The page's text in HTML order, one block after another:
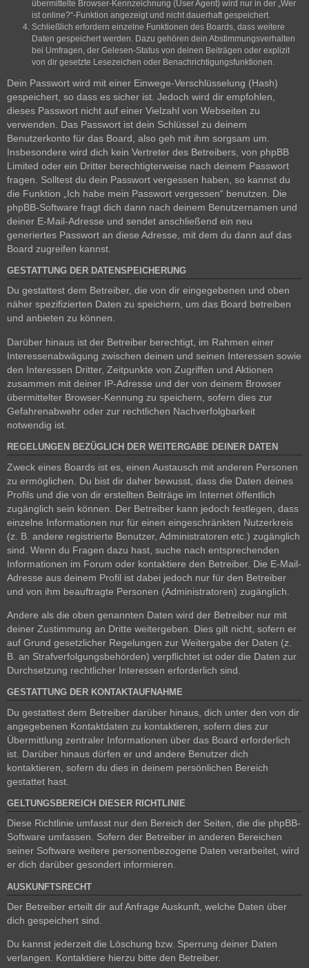
übermittelte Browser-Kennzeichnung (User Agent) wird nur in der „Wer
ist online?“-Funktion angezeigt und nicht dauerhaft gespeichert.
Schließlich erfordern einzelne Funktionen des Boards, dass weitere
Daten gespeichert werden. Dazu gehören dein Abstimmungsverhalten
bei Umfragen, der Gelesen-Status von deinen Beiträgen oder explizit
von dir gesetzte Lesezeichen oder Benachrichtigungsfunktionen.
Dein Passwort wird mit einer Einwege-Verschlüsselung (Hash)
gespeichert, so dass es sicher ist. Jedoch wird dir empfohlen,
dieses Passwort nicht auf einer Vielzahl von Webseiten zu
verwenden. Das Passwort ist dein Schlüssel zu deinem
Benutzerkonto für das Board, also geh mit ihm sorgsam um.
Insbesondere wird dich kein Vertreter des Betreibers, von phpBB
Limited oder ein Dritter berechtigterweise nach deinem Passwort
fragen. Solltest du dein Passwort vergessen haben, so kannst du
die Funktion „Ich habe mein Passwort vergessen“ benutzen. Die
phpBB-Software fragt dich dann nach deinem Benutzernamen und
deiner E-Mail-Adresse und sendet anschließend ein neu
generiertes Passwort an diese Adresse, mit dem du dann auf das
Board zugreifen kannst.
GESTATTUNG DER DATENSPEICHERUNG
Du gestattest dem Betreiber, die von dir eingegebenen und oben
näher spezifizierten Daten zu speichern, um das Board betreiben
und anbieten zu können.
Darüber hinaus ist der Betreiber berechtigt, im Rahmen einer
Interessenabwägung zwischen deinen und seinen Interessen sowie
den Interessen Dritter, Zeitpunkte von Zugriffen und Aktionen
zusammen mit deiner IP-Adresse und der von deinem Browser
übermittelter Browser-Kennung zu speichern, sofern dies zur
Gefahrenabwehr oder zur rechtlichen Nachverfolgbarkeit
notwendig ist.
REGELUNGEN BEZÜGLICH DER WEITERGABE DEINER DATEN
Zweck eines Boards ist es, einen Austausch mit anderen Personen
zu ermöglichen. Du bist dir daher bewusst, dass die Daten deines
Profils und die von dir erstellten Beiträge im Internet öffentlich
zugänglich sein können. Der Betreiber kann jedoch festlegen, dass
einzelne Informationen nur für einen eingeschränkten Nutzerkreis
(z. B. andere registrierte Benutzer, Administratoren etc.) zugänglich
sind. Wenn du Fragen dazu hast, suche nach entsprechenden
Informationen im Forum oder kontaktiere den Betreiber. Die E-Mail-
Adresse aus deinem Profil ist dabei jedoch nur für den Betreiber
und von ihm beauftragte Personen (Administratoren) zugänglich.
Andere als die oben genannten Daten wird der Betreiber nur mit
deiner Zustimmung an Dritte weitergeben. Dies gilt nicht, sofern er
auf Grund gesetzlicher Regelungen zur Weitergabe der Daten (z.
B. an Strafverfolgungsbehörden) verpflichtet ist oder die Daten zur
Durchsetzung rechtlicher Interessen erforderlich sind.
GESTATTUNG DER KONTAKTAUFNAHME
Du gestattest dem Betreiber darüber hinaus, dich unter den von dir
angegebenen Kontaktdaten zu kontaktieren, sofern dies zur
Übermittlung zentraler Informationen über das Board erforderlich
ist. Darüber hinaus dürfen er und andere Benutzer dich
kontaktieren, sofern du dies in deinem persönlichen Bereich
gestattet hast.
GELTUNGSBEREICH DIESER RICHTLINIE
Diese Richtlinie umfasst nur den Bereich der Seiten, die die phpBB-
Software umfassen. Sofern der Betreiber in anderen Bereichen
seiner Software weitere personenbezogene Daten verarbeitet, wird
er dich darüber gesondert informieren.
AUSKUNFTSRECHT
Der Betreiber erteilt dir auf Anfrage Auskunft, welche Daten über
dich gespeichert sind.
Du kannst jederzeit die Löschung bzw. Sperrung deiner Daten
verlangen. Kontaktiere hierzu bitte den Betreiber.